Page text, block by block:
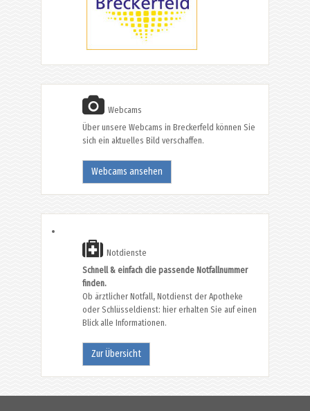
Webcams
Über unsere Webcams in Breckerfeld können Sie
sich ein aktuelles Bild verschaffen.
Webcams ansehen
Notdienste
Schnell & einfach die passende Notfallnummer
finden.
Ob ärztlicher Notfall, Notdienst der Apotheke
oder Schlüsseldienst: hier erhalten Sie auf einen
Blick alle Informationen.
Zur Übersicht